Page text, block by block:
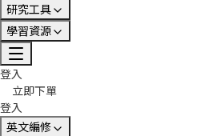
研究工具
學習資源
登入
立即下單
登入
英文編修